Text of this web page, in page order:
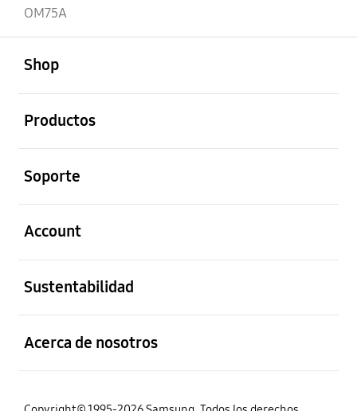
OM75A
Shop
Productos
Soporte
Account
Sustentabilidad
Acerca de nosotros